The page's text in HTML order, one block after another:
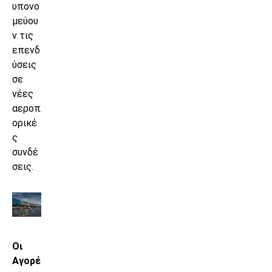
υπονο
μεύου
ν τις
επενδ
ύσεις
σε
νέες
αεροπ
ορικέ
ς
συνδέ
σεις.
Οι
Αγορέ